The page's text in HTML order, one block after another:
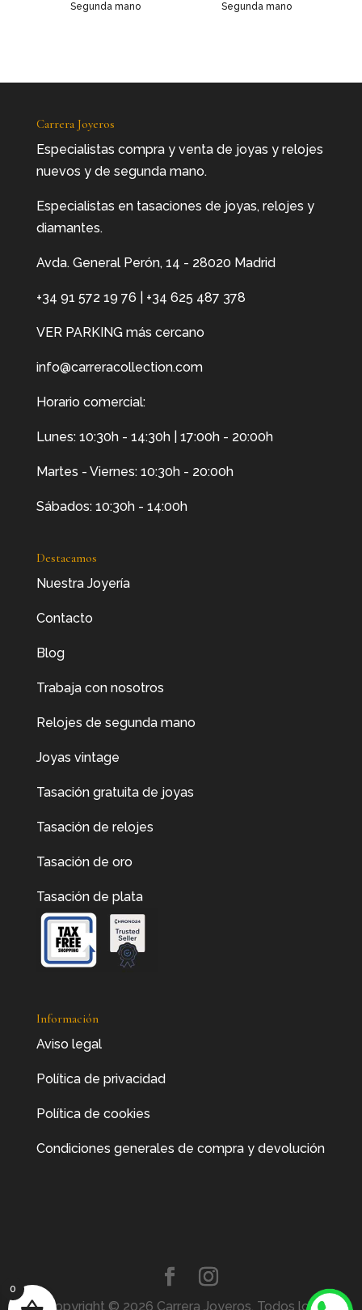
Segunda mano Segunda mano
Carrera Joyeros
Especialistas compra y venta de joyas y relojes
nuevos y de segunda mano.
Especialistas en tasaciones de joyas, relojes y
diamantes.
Avda. General Perón, 14 - 28020 Madrid
+34 91 572 19 76 +34 625 487 378
VER PARKING más cercano
info@carreracollection.com
Horario comercial:
Lunes: 10:30h - 14:30h | 17:00h - 20:00h
Martes - Viernes: 10:30h - 20:00h
Sábados: 10:30h - 14:00h
Destacamos
Nuestra Joyería
Contacto
Blog
Trabaja con nosotros
Relojes de segunda mano
Joyas vintage
Tasación gratuita de joyas
Tasación de relojes
Tasación de oro
Tasación de plata
Información
Aviso legal
Política de privacidad
Política de cookies
Condiciones generales de compra y devolución
Copyright © 2026 Carrera Joyeros. Todos los
0